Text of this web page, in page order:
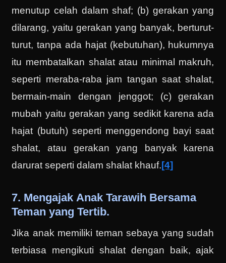
menutup celah dalam shaf; (b) gerakan yang
dilarang, yaitu gerakan yang banyak, berturut-
turut, tanpa ada hajat (kebutuhan), hukumnya
itu membatalkan shalat atau minimal makruh,
seperti meraba-raba jam tangan saat shalat,
bermain-main dengan jenggot; (c) gerakan
mubah yaitu gerakan yang sedikit karena ada
hajat (butuh) seperti menggendong bayi saat
shalat, atau gerakan yang banyak karena
darurat seperti dalam shalat khauf.[4]
7. Mengajak Anak Tarawih Bersama
Teman yang Tertib.
Jika anak memiliki teman sebaya yang sudah
terbiasa mengikuti shalat dengan baik, ajak